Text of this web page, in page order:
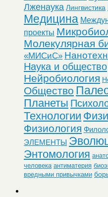
Лженаука Лингвистика
Медицина
проекты
Молекулярная
«МИСиС»
Наука и общество
Нейробиология
Общество
Планеты
Технологии
Физиология
ЭЛЕМЕНТЫ
Энтомология
человека антиматерия
вредными привычками